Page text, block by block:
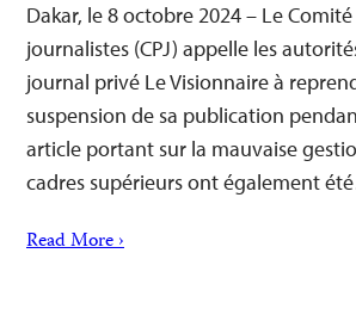
Dakar, le 8 octobre 2024 – Le
journalistes (CPJ) appelle les
journal privé Le Visionnaire à
suspension de sa publication
article portant sur la mauvaise
cadres supérieurs ont également
Read More ›